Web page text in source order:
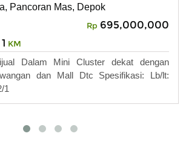
Pancoran Mas, Depok
Rp 695,000,000
1 KM
Dalam Mini Cluster dekat dengan
dan Mall Dtc Spesifikasi: Lb/lt:
1